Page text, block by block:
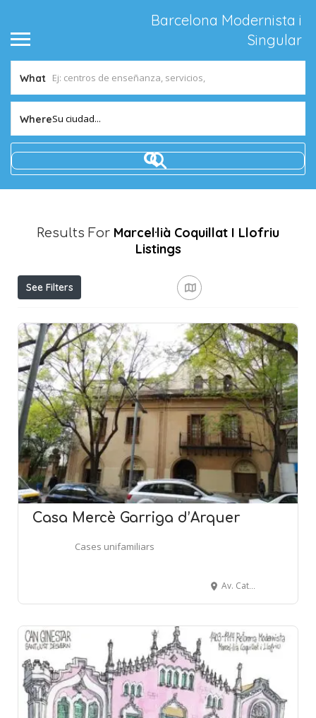
Barcelona Modernista i
Singular
What
WhereSu ciudad...
Results For Marcel·lià Coquillat I Llofriu
Listings
See Filters
Casa Mercè Garriga d’Arquer
Cases unifamiliars
Av. Catalunya, 23 - CERDANYOLA DEL VALLÈS